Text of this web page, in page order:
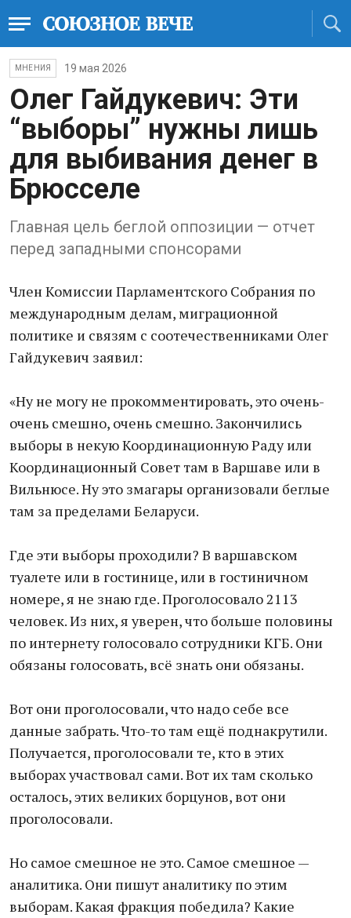
МНЕНИЯ 19 мая 2026
Олег Гайдукевич: Эти
“выборы” нужны лишь
для выбивания денег в
Брюсселе
Главная цель беглой оппозиции — отчет
перед западными спонсорами
Член Комиссии Парламентского Собрания по
международным делам, миграционной
политике и связям с соотечественниками Олег
Гайдукевич заявил:
«Ну не могу не прокомментировать, это очень-
очень смешно, очень смешно. Закончились
выборы в некую Координационную Раду или
Координационный Совет там в Варшаве или в
Вильнюсе. Ну это змагары организовали беглые
там за пределами Беларуси.
Где эти выборы проходили? В варшавском
туалете или в гостинице, или в гостиничном
номере, я не знаю где. Проголосовало 2113
человек. Из них, я уверен, что больше половины
по интернету голосовало сотрудники КГБ. Они
обязаны голосовать, всё знать они обязаны.
Вот они проголосовали, что надо себе все
данные забрать. Что-то там ещё поднакрутили.
Получается, проголосовали те, кто в этих
выборах участвовал сами. Вот их там сколько
осталось, этих великих борцунов, вот они
проголосовали.
Но самое смешное не это. Самое смешное —
аналитика. Они пишут аналитику по этим
выборам. Какая фракция победила? Какие